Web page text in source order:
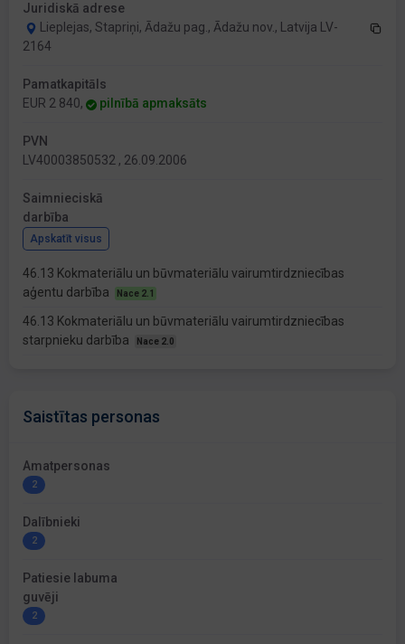
Juridiskā adrese
Lieplejas, Stapriņi, Ādažu pag., Ādažu nov., Latvija LV-
2164
Pamatkapitāls
EUR 2 840,
pilnībā apmaksāts
PVN
LV40003850532 , 26.09.2006
Saimnieciskā
darbība
Apskatīt visus
46.13 Kokmateriālu un būvmateriālu vairumtirdzniecības
aģentu darbība
Nace 2.1
46.13 Kokmateriālu un būvmateriālu vairumtirdzniecības
starpnieku darbība
Nace 2.0
Saistītas personas
Amatpersonas
2
Dalībnieki
2
Patiesie labuma
guvēji
2